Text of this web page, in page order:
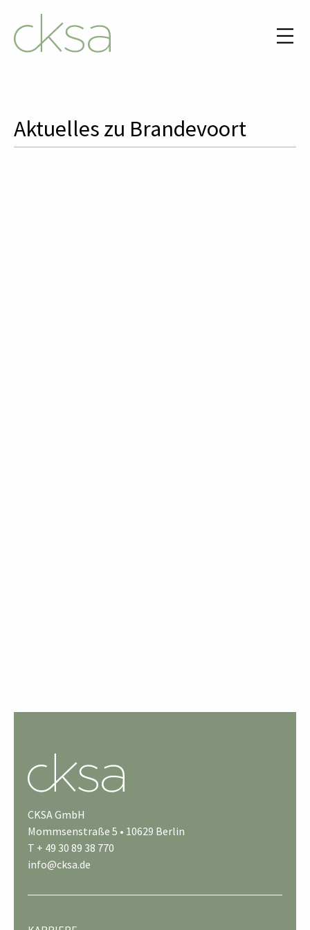
Aktuelles zu Brandevoort
CKSA GmbH
Mommsenstraße 5 • 10629 Berlin
T + 49 30 89 38 770
info@cksa.de